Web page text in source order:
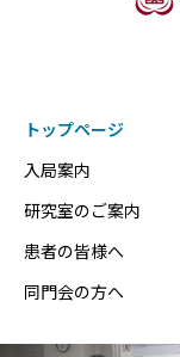
トップページ
入局案内
研究室のご案内
患者の皆様へ
同門会の方へ